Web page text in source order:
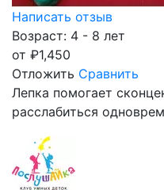
Написать отзыв
Возраст: 4 - 8 лет
от ₽1,450
Отложить Сравнить
Лепка помогает
расслабиться